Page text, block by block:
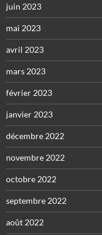
juin 2023
mai 2023
avril 2023
mars 2023
février 2023
janvier 2023
décembre 2022
novembre 2022
octobre 2022
septembre 2022
août 2022